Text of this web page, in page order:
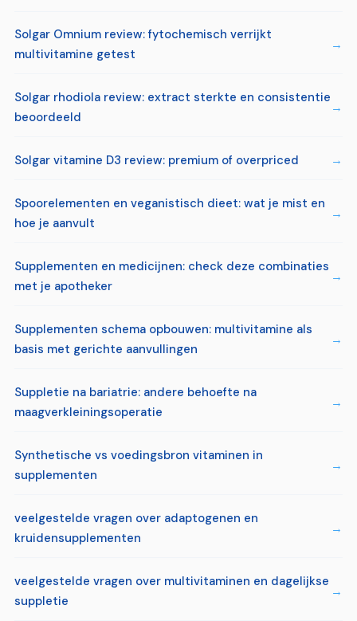
Solgar Omnium review: fytochemisch verrijkt
multivitamine getest
Solgar rhodiola review: extract sterkte en consistentie
beoordeeld
Solgar vitamine D3 review: premium of overpriced
Spoorelementen en veganistisch dieet: wat je mist en
hoe je aanvult
Supplementen en medicijnen: check deze combinaties
met je apotheker
Supplementen schema opbouwen: multivitamine als
basis met gerichte aanvullingen
Suppletie na bariatrie: andere behoefte na
maagverkleiningsoperatie
Synthetische vs voedingsbron vitaminen in
supplementen
veelgestelde vragen over adaptogenen en
kruidensupplementen
veelgestelde vragen over multivitaminen en dagelijkse
suppletie